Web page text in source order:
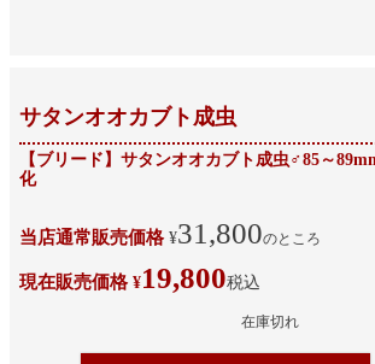
サタンオオカブト成虫
【ブリード】サタンオオカブト成虫♂85～
化
当店通常販売価格 ¥31,800のところ
現在販売価格 ¥19,800税込
在庫切れ